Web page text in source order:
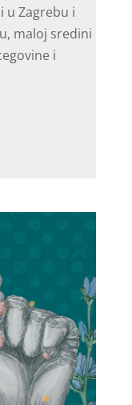
u Zagrebu i
maloj sredini
i